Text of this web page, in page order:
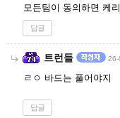
모든팀이 동의하면 케
답글
트런들 26-
ㄹㅇ 바드는 풀어야지
답글